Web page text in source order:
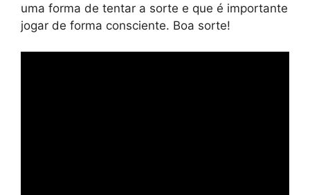
uma forma de tentar a sorte e que é importante
jogar de forma consciente. Boa sorte!